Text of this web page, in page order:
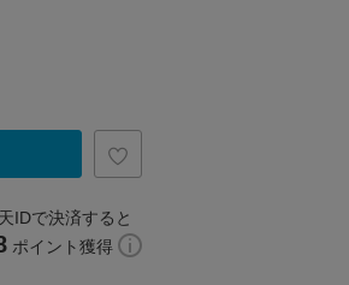
IDで決済すると
ポイント獲得